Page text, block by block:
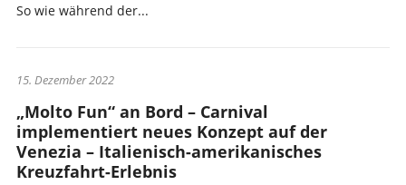
So wie während der...
15. Dezember 2022
„Molto Fun“ an Bord – Carnival
implementiert neues Konzept auf der
Venezia – Italienisch-amerikanisches
Kreuzfahrt-Erlebnis